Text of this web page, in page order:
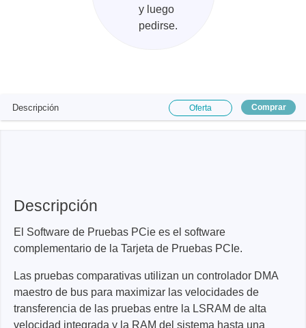
y luego
pedirse.
Descripción Oferta Comprar
Descripción
El Software de Pruebas PCie es el software
complementario de la Tarjeta de Pruebas PCIe.
Las pruebas comparativas utilizan un controlador DMA
maestro de bus para maximizar las velocidades de
transferencia de las pruebas entre la LSRAM de alta
velocidad integrada y la RAM del sistema hasta una